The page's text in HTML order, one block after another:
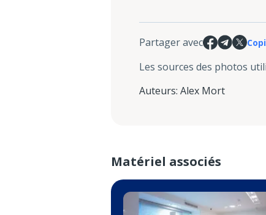
Partager avec
Les sources des photos
Auteurs: Alex Mort
Matériel associés